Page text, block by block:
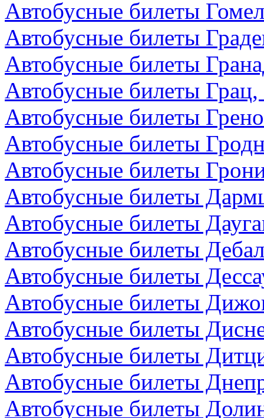
Автобусные билеты
Автобусные билеты
Автобусные билеты
Автобусные билеты
Автобусные билеты
Автобусные билеты
Автобусные билеты
Автобусные билеты
Автобусные билеты
Автобусные билеты
Автобусные билеты
Автобусные билеты
Автобусные билеты
Автобусные билеты
Автобусные билеты
Автобусные билеты